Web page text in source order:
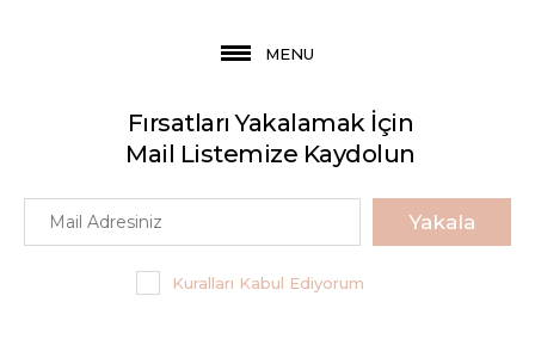
MENU
Fırsatları Yakalamak İçin
Mail Listemize Kaydolun
Yakala
Kuralları Kabul Ediyorum